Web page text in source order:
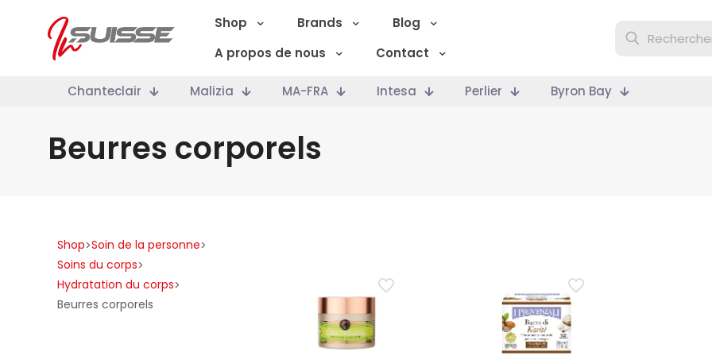
Shop Brands
Blog
A propos de nous
Contact
Chanteclair Malizia MA-FRA Intesa Perlier Byron Bay
Beurres corporels
Shop>Soin de la personne>
Soins du corps>
Hydratation du corps>
Beurres corporels